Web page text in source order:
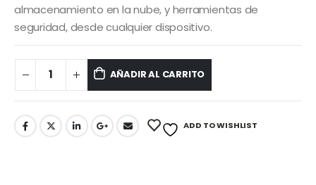
almacenamiento en la nube, y herramientas de
seguridad, desde cualquier dispositivo.
AÑADIR AL CARRITO
ADD TO WISHLIST